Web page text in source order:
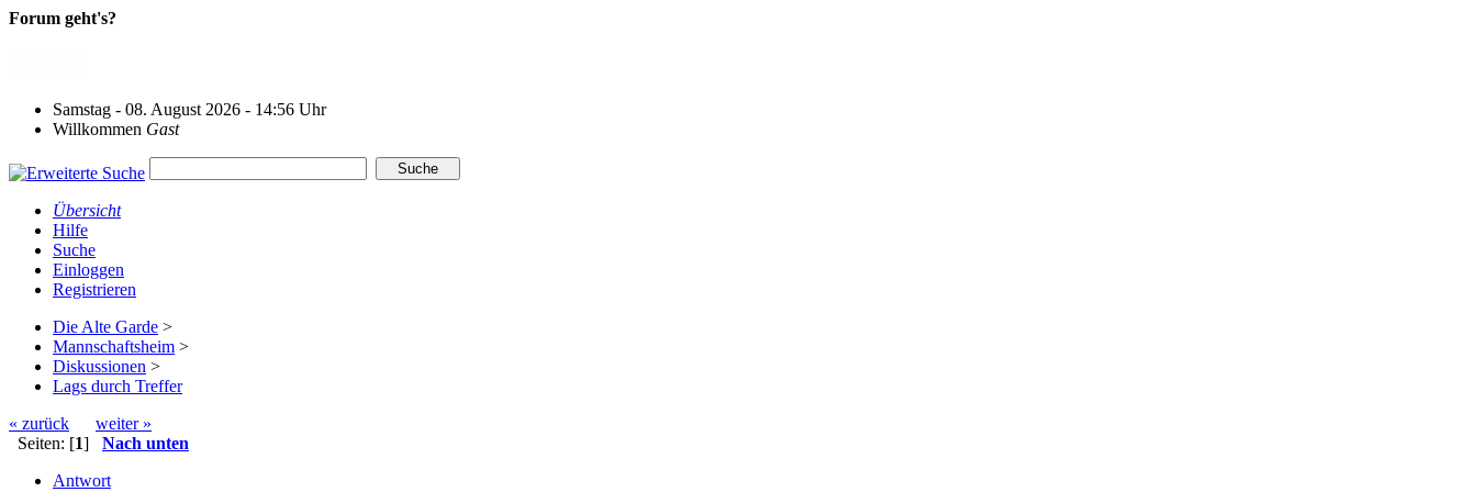
Forum geht's?
Samstag - 08. August 2026 - 14:56 Uhr
Willkommen Gast
Übersicht
Hilfe
Suche
Einloggen
Registrieren
Die Alte Garde >
Mannschaftsheim >
Diskussionen >
Lags durch Treffer
« zurück
weiter »
Seiten: [1] Nach unten
Antwort